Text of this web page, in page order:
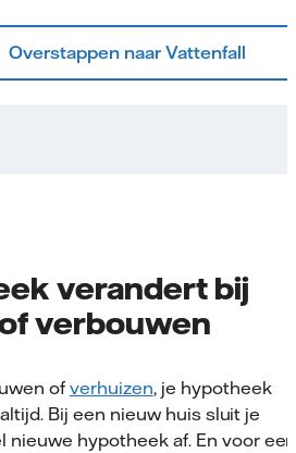
Overstappen naar Vattenfall
verandert bij
verbouwen
of verhuizen, je hypotheek
Bij een nieuw huis sluit je
nieuwe hypotheek af. En voor een